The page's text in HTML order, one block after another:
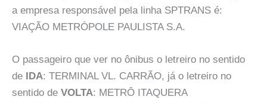
a empresa responsável pela linha SPTRANS é:
VIAÇÃO METRÓPOLE PAULISTA S.A.
O passageiro que ver no ônibus o letreiro no sentido
de IDA: TERMINAL VL. CARRÃO, já o letreiro no
sentido de VOLTA: METRÔ ITAQUERA